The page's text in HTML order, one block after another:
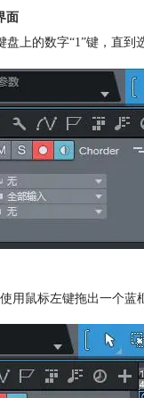
面
上的数字“1”键，直到
用鼠标左键拖出一个蓝